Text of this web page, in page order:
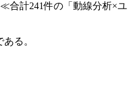
合計241件の「動線分析×ユ
る。